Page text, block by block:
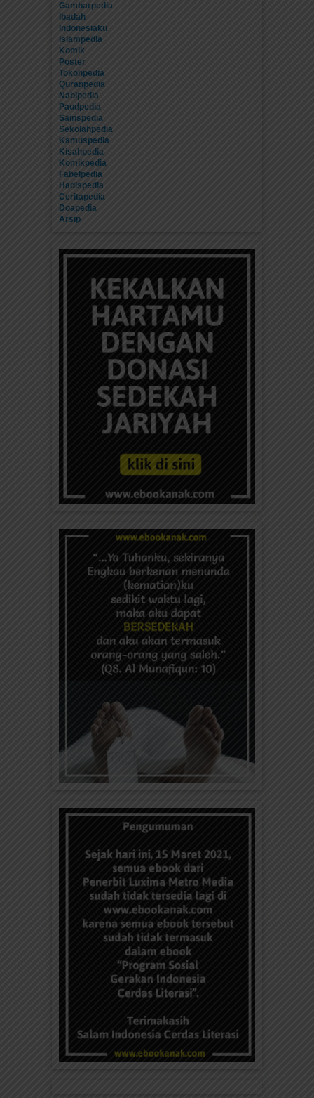
Gambarpedia
Ibadah
Indonesiaku
Islampedia
Komik
Poster
Tokohpedia
Quranpedia
Nabipedia
Paudpedia
Sainspedia
Sekolahpedia
Kamuspedia
Kisahpedia
Komikpedia
Fabelpedia
Hadispedia
Ceritapedia
Doapedia
Arsip